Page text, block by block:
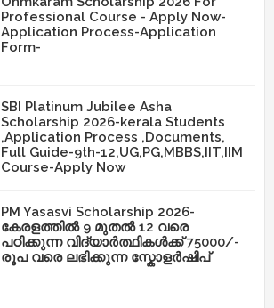
Professional Course - Apply Now-
Application Process-Application
Form-
SBI Platinum Jubilee Asha
Scholarship 2026-kerala Students
,Application Process ,Documents,
Full Guide-9th-12,UG,PG,MBBS,IIT,IIM
Course-Apply Now
PM Yasasvi Scholarship 2026-
കേരളത്തിൽ 9 മുതൽ 12 വരെ
പഠിക്കുന്ന വിദ്യാർത്ഥികൾക്ക് 75000/-
രൂപ വരെ ലഭിക്കുന്ന സ്കോളർഷിപ്